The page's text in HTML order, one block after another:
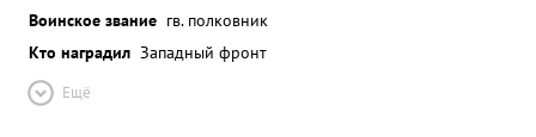
Воинское звание гв. полковник
Кто наградил Западный фронт
Ещё